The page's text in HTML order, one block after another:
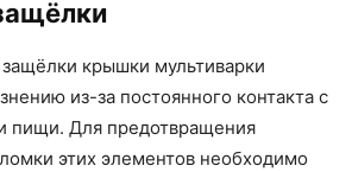
крышки мультиварки
из-за постоянного контакта с
пищи. Для предотвращения
этих элементов необходимо